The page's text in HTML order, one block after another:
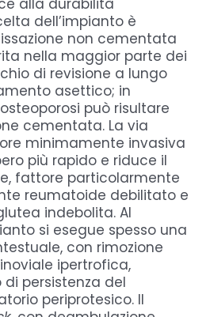
alla durabilità
dell’impianto è
non cementata
nella maggior parte dei
di revisione a lungo
asettico; in
può risultare
cementata. La via
minimamente invasiva
più rapido e riduce il
fattore particolarmente
reumatoide debilitato e
indebolita. Al
si esegue spesso una
con rimozione
ipertrofica,
persistenza del
periprotesico. Il